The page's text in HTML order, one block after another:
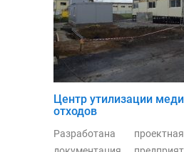
Центр утилизации
отходов
Разработана